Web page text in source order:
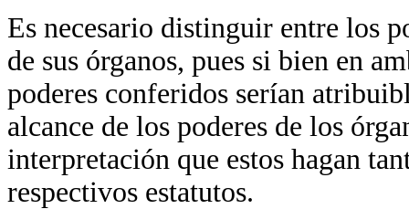
Es necesario distinguir entre los
de sus órganos, pues si bien en
poderes conferidos serían
alcance de los poderes de los
interpretación que estos hagan
respectivos estatutos.